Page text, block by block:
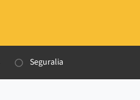
Seguralia